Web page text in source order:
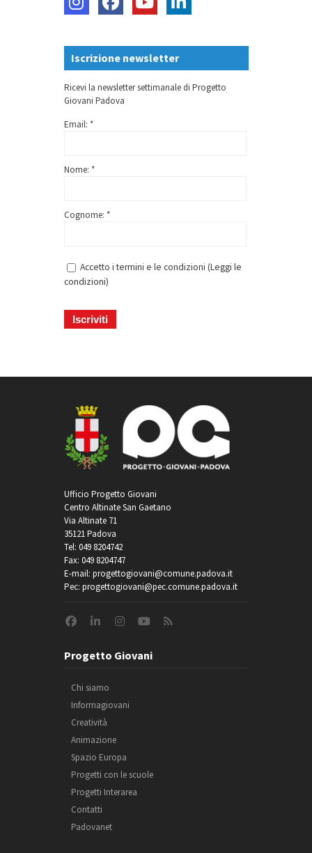
Iscrizione newsletter
Ricevi la newsletter settimanale di Progetto
Giovani Padova
Email: *
Nome: *
Cognome: *
Accetto i termini e le condizioni (Leggi le
condizioni)
Ufficio Progetto Giovani
Centro Altinate San Gaetano
Via Altinate 71
35121 Padova
Tel: 049 8204742
Fax: 049 8204747
E-mail: progettogiovani@comune.padova.it
Pec: progettogiovani@pec.comune.padova.it
Progetto Giovani
Chi siamo
Informagiovani
Creatività
Animazione
Spazio Europa
Progetti con le scuole
Progetti Interarea
Contatti
Padovanet